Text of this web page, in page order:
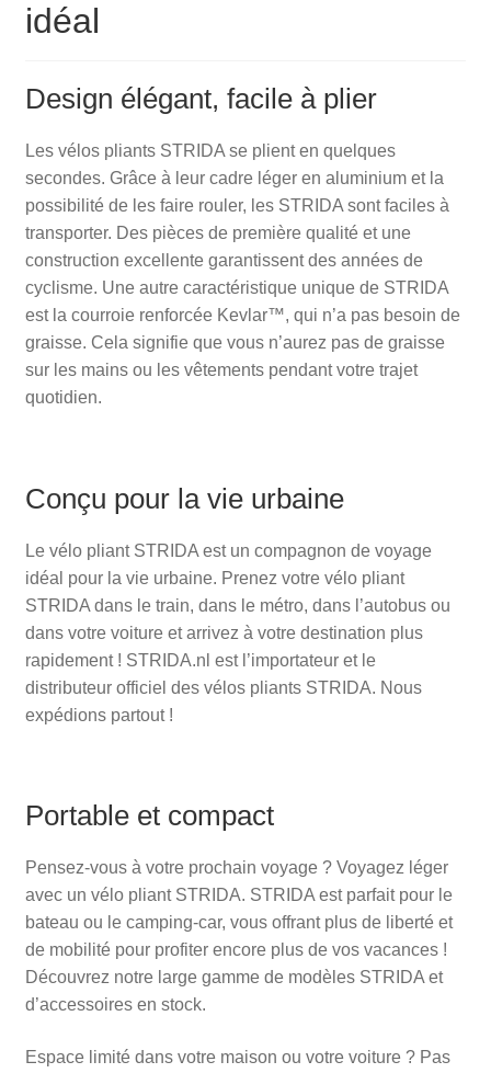
idéal
Design élégant, facile à plier
Les vélos pliants STRIDA se plient en quelques
secondes. Grâce à leur cadre léger en aluminium et la
possibilité de les faire rouler, les STRIDA sont faciles à
transporter. Des pièces de première qualité et une
construction excellente garantissent des années de
cyclisme. Une autre caractéristique unique de STRIDA
est la courroie renforcée Kevlar™, qui n’a pas besoin de
graisse. Cela signifie que vous n’aurez pas de graisse
sur les mains ou les vêtements pendant votre trajet
quotidien.
Conçu pour la vie urbaine
Le vélo pliant STRIDA est un compagnon de voyage
idéal pour la vie urbaine. Prenez votre vélo pliant
STRIDA dans le train, dans le métro, dans l’autobus ou
dans votre voiture et arrivez à votre destination plus
rapidement ! STRIDA.nl est l’importateur et le
distributeur officiel des vélos pliants STRIDA. Nous
expédions partout !
Portable et compact
Pensez-vous à votre prochain voyage ? Voyagez léger
avec un vélo pliant STRIDA. STRIDA est parfait pour le
bateau ou le camping-car, vous offrant plus de liberté et
de mobilité pour profiter encore plus de vos vacances !
Découvrez notre large gamme de modèles STRIDA et
d’accessoires en stock.
Espace limité dans votre maison ou votre voiture ? Pas